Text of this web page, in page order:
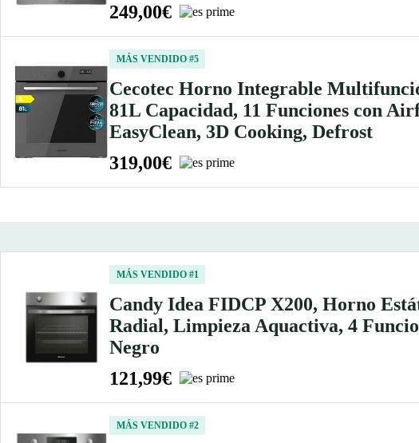
249,00€
MÁS VENDIDO #5
Cecotec Horno Integrable
81L Capacidad, 11 Funciones con
EasyClean, 3D Cooking, Defrost
319,00€
MÁS VENDIDO #1
Candy Idea FIDCP X200, Horno
Radial, Limpieza Aquactiva, 4
Negro
121,99€
MÁS VENDIDO #2